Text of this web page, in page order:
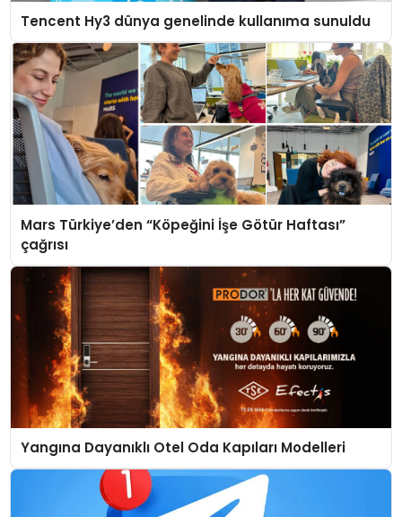
Tencent Hy3 dünya genelinde kullanıma sunuldu
Mars Türkiye’den “Köpeğini İşe Götür Haftası”
çağrısı
Yangına Dayanıklı Otel Oda Kapıları Modelleri